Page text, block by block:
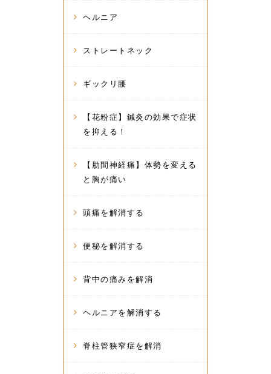
ヘルニア
ストレートネック
ギックリ腰
【花粉症】鍼灸の効果で症状
を抑える！
【肋間神経痛】体勢を変える
と胸が痛い
頭痛を解消する
便秘を解消する
背中の痛みを解消
ヘルニアを解消する
脊柱管狭窄症を解消